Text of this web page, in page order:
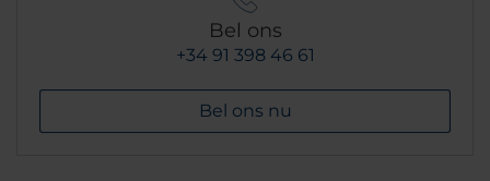
Bel ons
+34 91 398 46 61
Bel ons nu